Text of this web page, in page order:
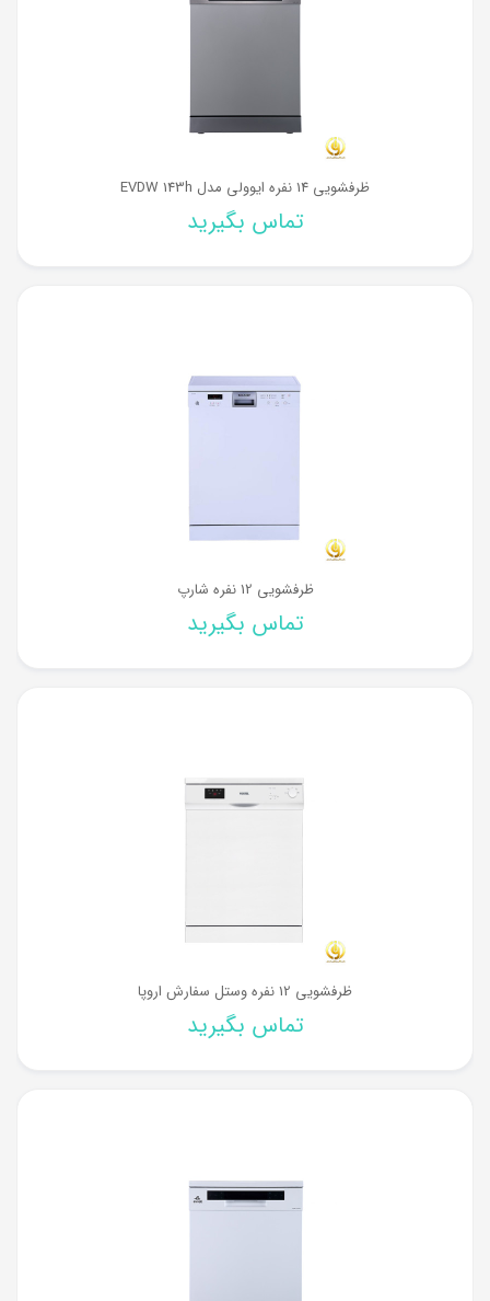
ظرفشویی 14 نفره ایوولی مدل EVDW 143h
تماس بگیرید
ظرفشویی 12 نفره شارپ
تماس بگیرید
ظرفشویی 12 نفره وستل سفارش اروپا
تماس بگیرید